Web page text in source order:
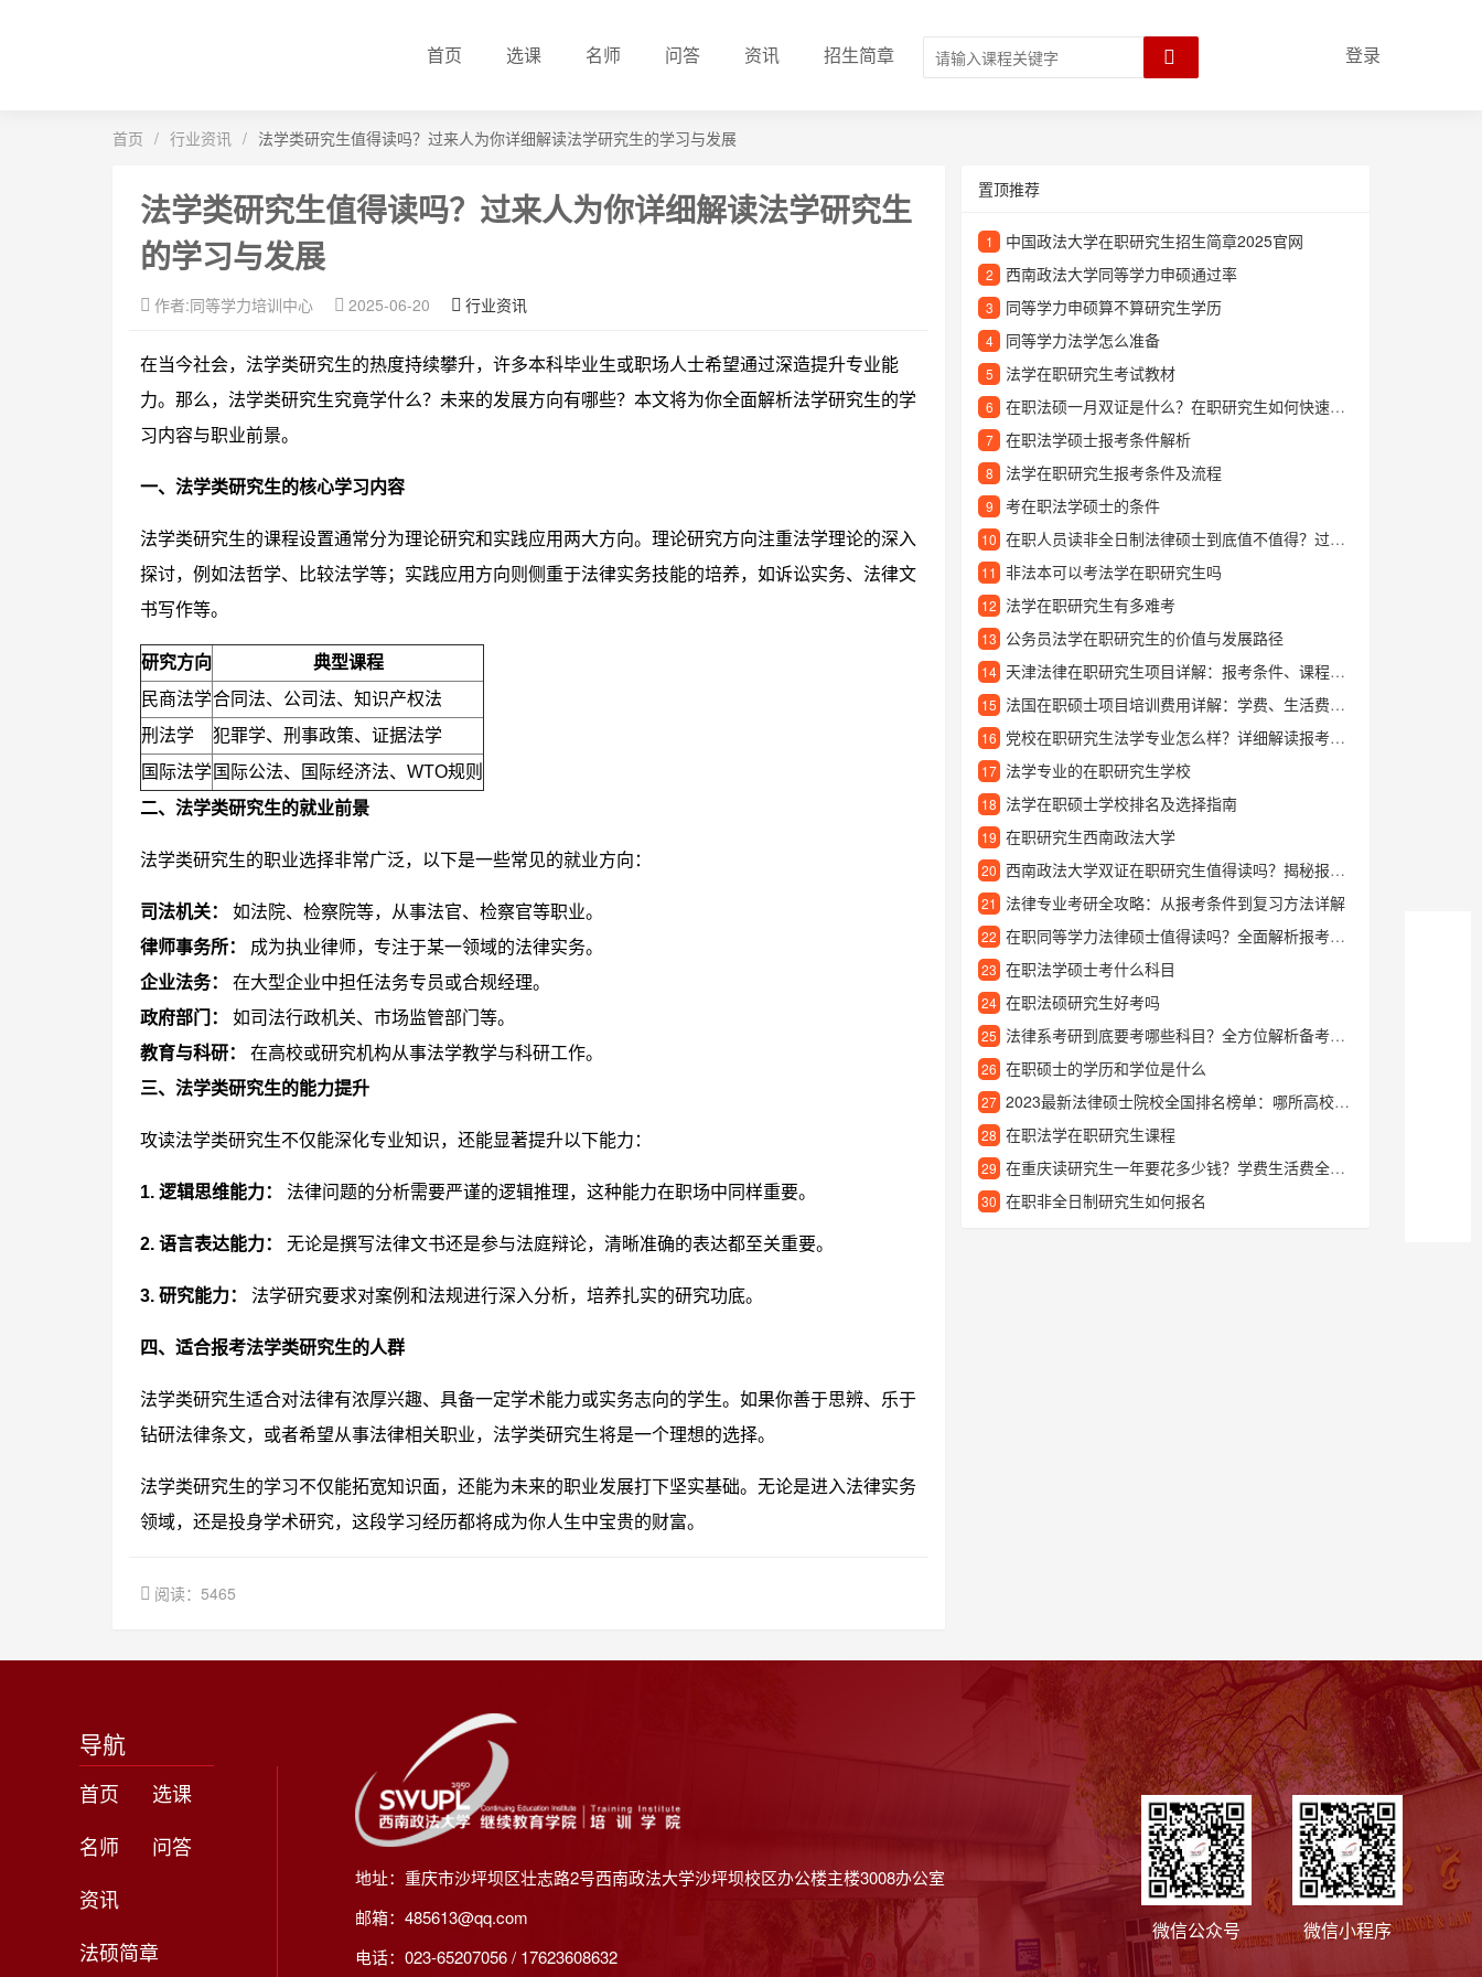
首页 选课 名师 问答 资讯 招生简章 登录
首页 / 行业资讯 / 法学类研究生值得读吗？过来人为你详细解读法学研究生的学习与发展
法学类研究生值得读吗？过来人为你详细解读法学研究生
的学习与发展
作者:同等学力培训中心 2025-06-20 行业资讯
在当今社会，法学类研究生的热度持续攀升，许多本科毕业生或职场人士希望通过深造提升专业能
力。那么，法学类研究生究竟学什么？未来的发展方向有哪些？本文将为你全面解析法学研究生的学
习内容与职业前景。
一、法学类研究生的核心学习内容
法学类研究生的课程设置通常分为理论研究和实践应用两大方向。理论研究方向注重法学理论的深入
探讨，例如法哲学、比较法学等；实践应用方向则侧重于法律实务技能的培养，如诉讼实务、法律文
书写作等。
研究方向
典型课程
民商法学合同法、公司法、知识产权法
刑法学
犯罪学、刑事政策、证据法学
国际法学 国际公法、国际经济法、WTO规则
二、法学类研究生的就业前景
法学类研究生的职业选择非常广泛，以下是一些常见的就业方向：
司法机关：
如法院、检察院等，从事法官、检察官等职业。
律师事务所：
成为执业律师，专注于某一领域的法律实务。
企业法务：
在大型企业中担任法务专员或合规经理。
政府部门：
如司法行政机关、市场监管部门等。
教育与科研：
在高校或研究机构从事法学教学与科研工作。
三、法学类研究生的能力提升
攻读法学类研究生不仅能深化专业知识，还能显著提升以下能力：
1. 逻辑思维能力： 法律问题的分析需要严谨的逻辑推理，这种能力在职场中同样重要。
2. 语言表达能力： 无论是撰写法律文书还是参与法庭辩论，清晰准确的表达都至关重要。
3. 研究能力： 法学研究要求对案例和法规进行深入分析，培养扎实的研究功底。
四、适合报考法学类研究生的人群
法学类研究生适合对法律有浓厚兴趣、具备一定学术能力或实务志向的学生。如果你善于思辨、乐于
钻研法律条文，或者希望从事法律相关职业，法学类研究生将是一个理想的选择。
法学类研究生的学习不仅能拓宽知识面，还能为未来的职业发展打下坚实基础。无论是进入法律实务
领域，还是投身学术研究，这段学习经历都将成为你人生中宝贵的财富。
阅读：5465
置顶推荐
1 中国政法大学在职研究生招生简章2025官网
2 西南政法大学同等学力申硕通过率
3 同等学力申硕算不算研究生学历
4 同等学力法学怎么准备
5 法学在职研究生考试教材
6 在职法硕一月双证是什么？在职研究生如何快速拿到双证？
7 在职法学硕士报考条件解析
8 法学在职研究生报考条件及流程
9 考在职法学硕士的条件
10 在职人员读非全日制法律硕士到底值不值得？过来人说说心里话
11 非法本可以考法学在职研究生吗
12 法学在职研究生有多难考
13 公务员法学在职研究生的价值与发展路径
14 天津法律在职研究生项目详解：报考条件、课程设置与职业发展前景
15 法国在职硕士项目培训费用详解：学费、生活费及资助方式一览
16 党校在职研究生法学专业怎么样？详细解读报考优势与学习内容
17 法学专业的在职研究生学校
18 法学在职硕士学校排名及选择指南
19 在职研究生西南政法大学
20 西南政法大学双证在职研究生值得读吗？揭秘报考优势和就读体验
21 法律专业考研全攻略：从报考条件到复习方法详解
22 在职同等学力法律硕士值得读吗？全面解析报考优势与学习价值
23 在职法学硕士考什么科目
24 在职法硕研究生好考吗
25 法律系考研到底要考哪些科目？全方位解析备考内容
26 在职硕士的学历和学位是什么
27 2023最新法律硕士院校全国排名榜单：哪所高校法学最强？
28 在职法学在职研究生课程
29 在重庆读研究生一年要花多少钱？学费生活费全解析
30 在职非全日制研究生如何报名
导航
首页
选课
名师
问答
资讯
法硕简章
地址：重庆市沙坪坝区壮志路2号西南政法大学沙坪坝校区办公楼主楼3008办公室
邮箱：485613@qq.com
电话：023-65207056 / 17623608632
微信公众号 微信小程序